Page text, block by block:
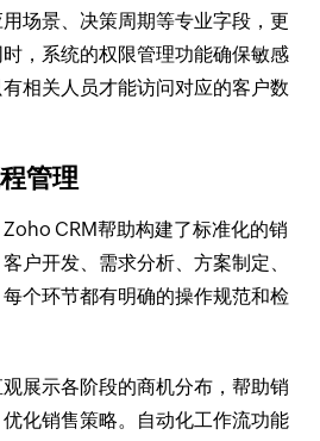
场景、决策周期等专业字段，更
，系统的权限管理功能确保敏感
相关人员才能访问对应的客户数
管理
CRM帮助构建了标准化的销
户开发、需求分析、方案制定、
个环节都有明确的操作规范和检
展示各阶段的商机分布，帮助销
化销售策略。自动化工作流功能